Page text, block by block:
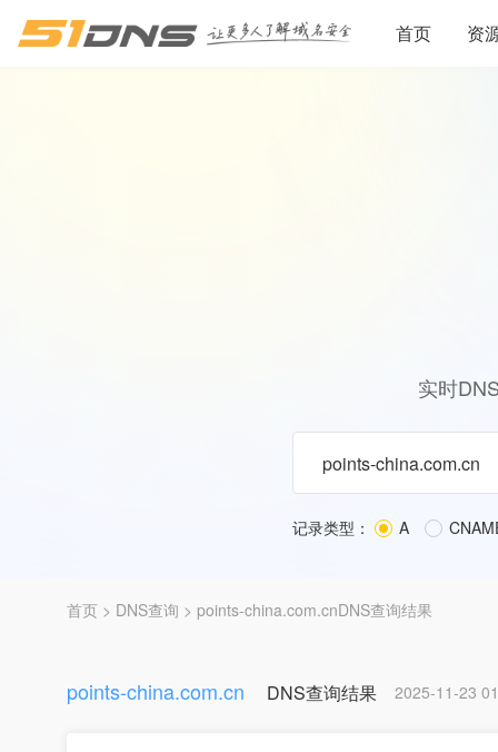
首页 资
实时
记录类型： A
首页 > DNS查询 > points-china.com.cnDNS查询结果
points-china.com.cn DNS查询结果 2025-11-23